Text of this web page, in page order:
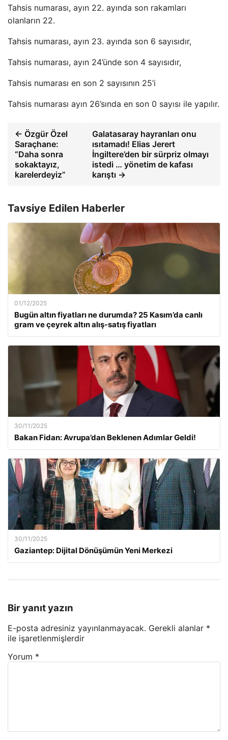
Tahsis numarası, ayın 22. ayında son rakamları
olanların 22.
Tahsis numarası, ayın 23. ayında son 6 sayısıdır,
Tahsis numarası, ayın 24’ünde son 4 sayısıdır,
Tahsis numarası en son 2 sayısının 25’i
Tahsis numarası ayın 26’sında en son 0 sayısı ile yapılır.
← Özgür Özel
Saraçhane:
“Daha sonra
sokaktayız,
karelerdeyiz”
Galatasaray hayranları onu
ısıtamadı! Elias Jerert
İngiltere’den bir sürpriz olmayı
istedi … yönetim de kafası
karıştı →
Tavsiye Edilen Haberler
01/12/2025
Bugün altın fiyatları ne durumda? 25 Kasım’da canlı
gram ve çeyrek altın alış-satış fiyatları
30/11/2025
Bakan Fidan: Avrupa’dan Beklenen Adımlar Geldi!
30/11/2025
Gaziantep: Dijital Dönüşümün Yeni Merkezi
Bir yanıt yazın
E-posta adresiniz yayınlanmayacak. Gerekli alanlar *
ile işaretlenmişlerdir
Yorum *